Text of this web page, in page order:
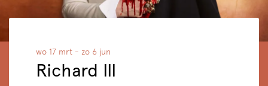
Richard III
wo 17 mrt - zo 6 jun